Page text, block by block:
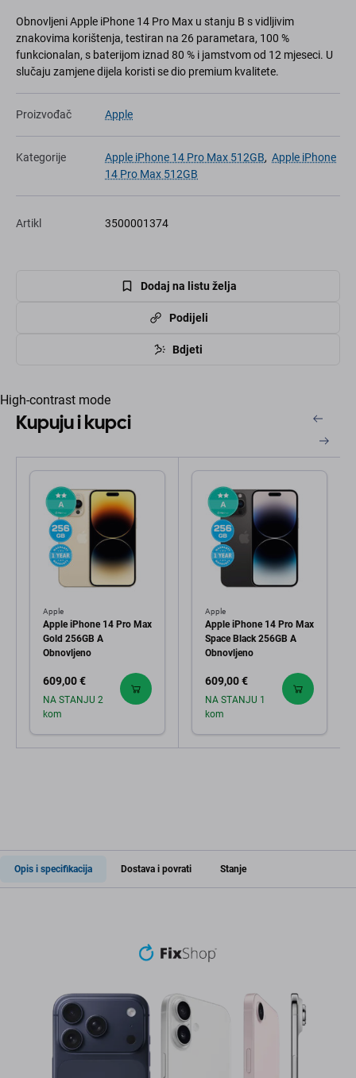
Obnovljeni Apple iPhone 14 Pro Max u stanju B s vidljivim
znakovima korištenja, testiran na 26 parametara, 100 %
funkcionalan, s baterijom iznad 80 % i jamstvom od 12 mjeseci. U
slučaju zamjene dijela koristi se dio premium kvalitete.
Proizvođač Apple
Kategorije Apple iPhone 14 Pro Max 512GB, Apple iPhone
14 Pro Max 512GB
Artikl 3500001374
Dodaj na listu želja
Podijeli
Bdjeti
High-contrast mode
Kupuju i kupci
Apple
Apple iPhone 14 Pro Max
Gold 256GB A
Obnovljeno
609,00 €
NA STANJU 2
kom
Apple
Apple iPhone 14 Pro Max
Space Black 256GB A
Obnovljeno
609,00 €
NA STANJU 1
kom
Opis i specifikacija Dostava i povrati Stanje